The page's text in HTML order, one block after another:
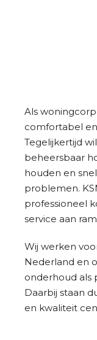
Als
comfortabel
Tegelijkertijd
beheersbaar
houden en
problemen.
professioneel
service aan
Wij werken
Nederland en
onderhoud als
Daarbij staan
en kwaliteit